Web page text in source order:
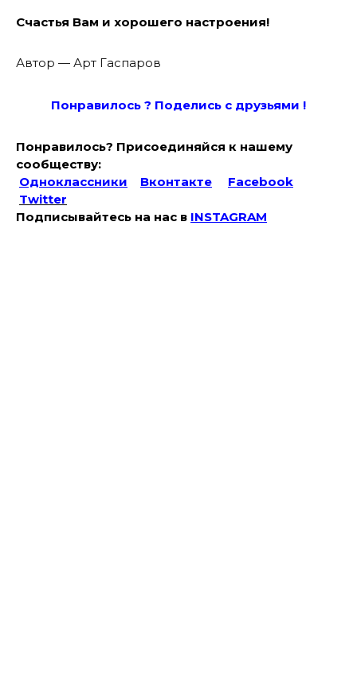
Счастья Вам и хорошего настроения!
Автор — Арт Гаспаров
Понравилось ? Поделись с друзьями !
Понравилось? Присоединяйся к нашему
сообществу:
Одноклассники
Вконтакте
Facebook
Twitter
Подписывайтесь на наc в INSTAGRAM